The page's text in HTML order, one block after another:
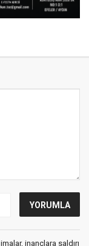
inançlara saldırı